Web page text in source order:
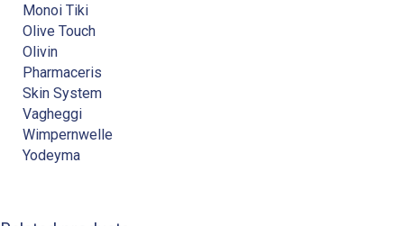
Monoi Tiki
Olive Touch
Olivin
Pharmaceris
Skin System
Vagheggi
Wimpernwelle
Yodeyma